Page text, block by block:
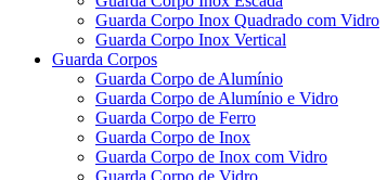
Guarda Corpo Inox Quadrado com Vidro
Guarda Corpo Inox Vertical
Guarda Corpos
Guarda Corpo de Alumínio
Guarda Corpo de Alumínio e Vidro
Guarda Corpo de Ferro
Guarda Corpo de Inox
Guarda Corpo de Inox com Vidro
Guarda Corpo de Vidro